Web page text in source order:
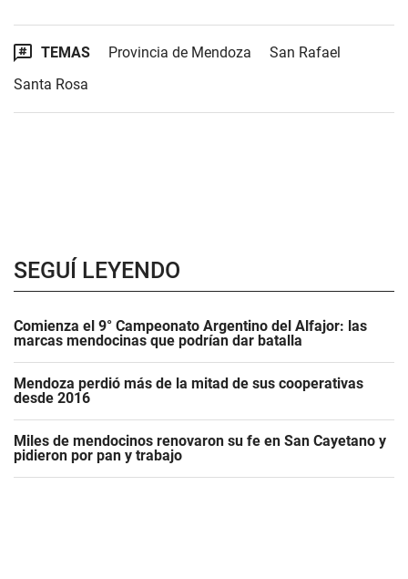
TEMAS Provincia de Mendoza
San Rafael
Santa Rosa
SEGUÍ LEYENDO
Comienza el 9° Campeonato Argentino del Alfajor: las
marcas mendocinas que podrían dar batalla
Mendoza perdió más de la mitad de sus cooperativas
desde 2016
Miles de mendocinos renovaron su fe en San Cayetano y
pidieron por pan y trabajo